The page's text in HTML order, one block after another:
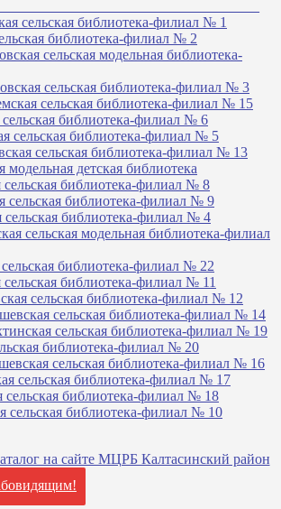
сельская библиотека-филиал № 1
библиотека-филиал № 2
сельская модельная библиотека-
сельская библиотека-филиал № 3
сельская библиотека-филиал № 15
библиотека-филиал № 6
сельская библиотека-филиал № 5
сельская библиотека-филиал № 13
модельная детская библиотека
сельская библиотека-филиал № 8
сельская библиотека-филиал № 9
сельская библиотека-филиал № 4
сельская модельная библиотека-филиал
библиотека-филиал № 22
библиотека-филиал № 11
сельская библиотека-филиал № 12
сельская библиотека-филиал № 14
сельская библиотека-филиал № 19
библиотека-филиал № 20
сельская библиотека-филиал № 16
сельская библиотека-филиал № 17
сельская библиотека-филиал № 18
сельская библиотека-филиал № 10